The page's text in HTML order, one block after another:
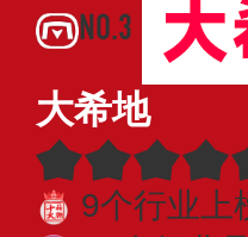
NO.3
大希地
9个行业上